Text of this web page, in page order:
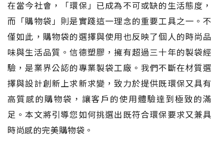
在當今社會，「環保」已成為不可或缺的生活態度，
而「購物袋」則是實踐這一理念的重要工具之一。不
僅如此，購物袋的選擇與使用也反映了個人的時尚品
味與生活品質。信德塑膠，擁有超過三十年的製袋經
驗，是業界公認的專業製袋工廠。我們不斷在材質選
擇與設計創新上求新求變，致力於提供既環保又具有
高質感的購物袋，讓客戶的使用體驗達到極致的滿
足。本文將引導您如何挑選出既符合環保要求又兼具
時尚感的完美購物袋。